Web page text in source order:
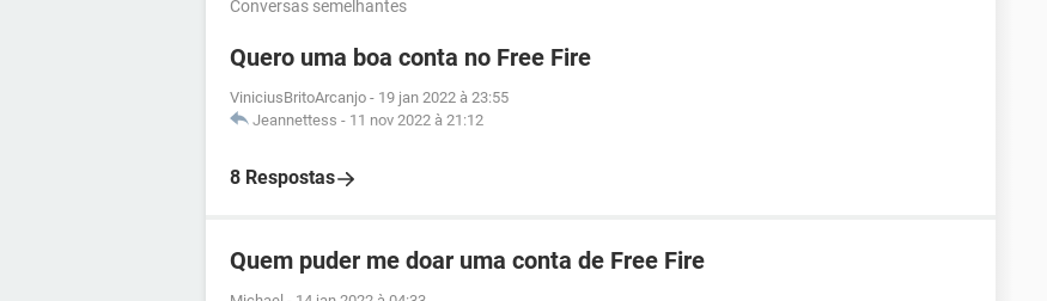
Conversas semelhantes
Quero uma boa conta no Free Fire
ViniciusBritoArcanjo - 19 jan 2022 à 23:55
Jeannettess - 11 nov 2022 à 21:12
8 Respostas
Quem puder me doar uma conta de Free Fire